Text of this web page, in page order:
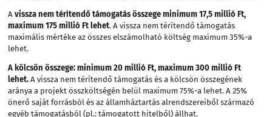
Avissza nem térítendő támogatás összege minimum 17,5 millió Ft,
maximum 175 millió Ft lehet. A vissza nem térítendő támogatás
maximális mértéke az összes elszámolható költség maximum 35%-a
lehet.
A kölcsön összege: minimum 20 millió Ft, maximum 300 millió Ft
lehet.A vissza nem térítendő támogatás és a kölcsön összegének
aránya a projekt összköltségén belül maximum 75%-a lehet. A 25%
önerő saját forrásból és az államháztartás alrendszereiből származó
egyéb támogatásból (pl.: támogatott hitelből) állhat.